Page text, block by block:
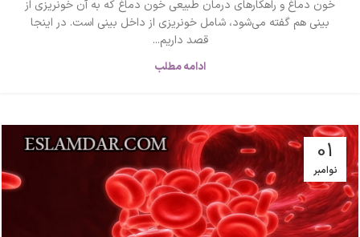
خون دماغ و راهکارهای درمان طبیعی خون دماغ که به آن خونریزی از
بینی هم گفته می‌شود، شامل خونریزی از داخل بینی است. در اینجا
قصد داریم...
ادامه مطلب
01
نوامبر